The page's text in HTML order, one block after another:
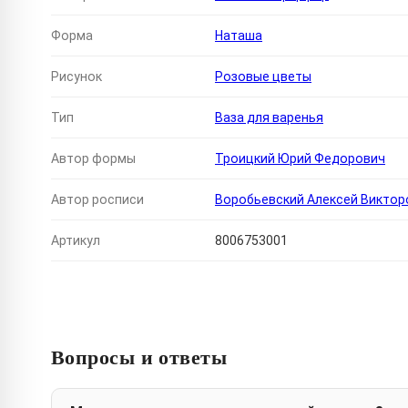
Форма Наташа
Рисунок Розовые цветы
Тип Ваза для варенья
Автор формы Троицкий Юрий Федорович
Автор росписи Воробьевский Алексей
Артикул 8006753001
Вопросы и ответы